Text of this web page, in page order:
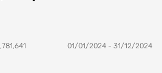
укриття запроєктовані
01/01/2024 - 31/12/2024